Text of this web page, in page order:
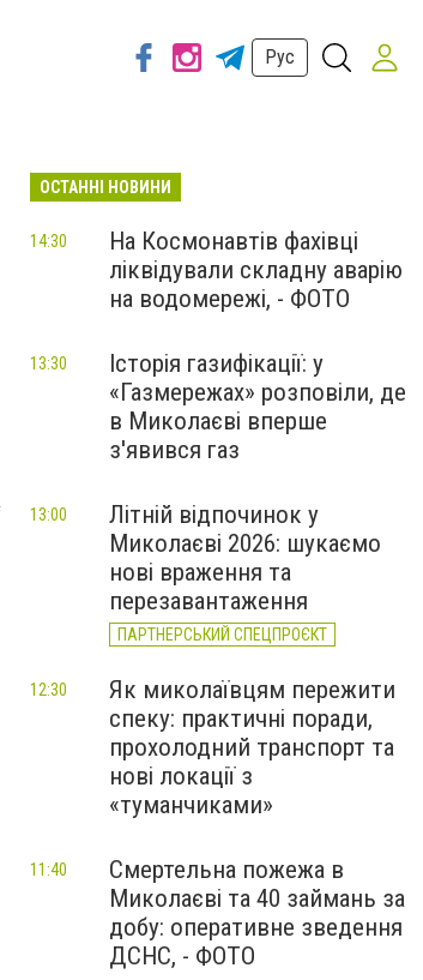
Рус
ОСТАННІ НОВИНИ
На Космонавтів фахівці
ліквідували складну аварію
на водомережі, - ФОТО
14:30
Історія газифікації: у
«Газмережах» розповіли, де
в Миколаєві вперше
з'явився газ
13:30
Літній відпочинок у
Миколаєві 2026: шукаємо
нові враження та
перезавантаження
ПАРТНЕРСЬКИЙ СПЕЦПРОЄКТ
13:00
Як миколаївцям пережити
спеку: практичні поради,
прохолодний транспорт та
нові локації з
«туманчиками»
12:30
Смертельна пожежа в
Миколаєві та 40 займань за
добу: оперативне зведення
ДСНС, - ФОТО
11:40